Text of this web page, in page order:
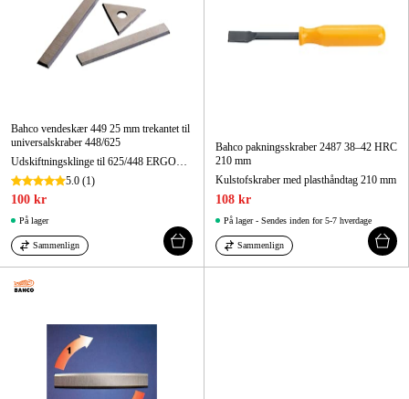
Bahco vendeskær 449 25 mm trekantet til
universalskraber 448/625
Udskiftningsklinge til 625/448 ERGO™ skraber, 25 mm
5.0 (1)
100 kr
På lager
Sammenlign
Bahco pakningsskraber 2487 38–42 HRC
210 mm
Kulstofskraber med plasthåndtag 210 mm
108 kr
På lager - Sendes inden for 5-7 hverdage
Sammenlign